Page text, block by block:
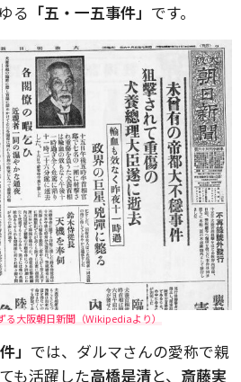
る 「五・一五事件」 です。
る大阪朝日新聞（Wikipediaより）
」 では、ダルマさんの愛称で親
も活躍した高橋是清と、 斎藤実